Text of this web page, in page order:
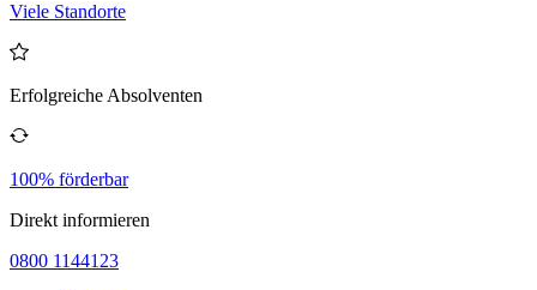
Viele Standorte
Erfolgreiche Absolventen
100% förderbar
Direkt informieren
0800 1144123